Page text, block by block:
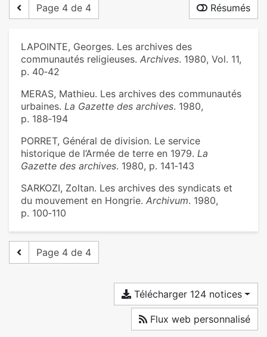
Page 4 de 4 Résumés
LAPOINTE, Georges. Les archives des
communautés religieuses. Archives. 1980, Vol. 11,
p. 40‑42
MERAS, Mathieu. Les archives des communautés
urbaines. La Gazette des archives. 1980,
p. 188‑194
PORRET, Général de division. Le service
historique de l’Armée de terre en 1979. La
Gazette des archives. 1980, p. 141‑143
SARKOZI, Zoltan. Les archives des syndicats et
du mouvement en Hongrie. Archivum. 1980,
p. 100‑110
Page 4 de 4
Télécharger 124 notices
Flux web personnalisé